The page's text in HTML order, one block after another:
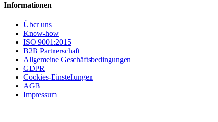
Informationen
Über uns
Know-how
ISO 9001:2015
B2B Partnerschaft
Allgemeine Geschäftsbedingungen
GDPR
Cookies-Einstellungen
AGB
Impressum